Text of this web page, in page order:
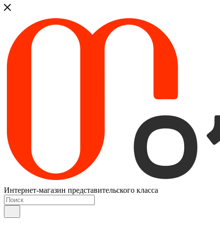
Интернет-магазин представительского класса